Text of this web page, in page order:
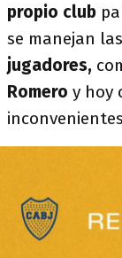
propio club
se manejan las
jugadores,
Romero y hoy